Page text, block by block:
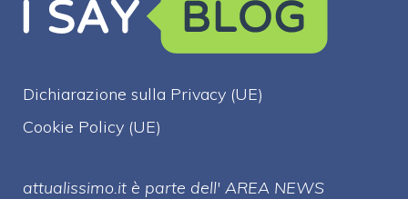
Dichiarazione sulla Privacy (UE)
Cookie Policy (UE)
attualissimo.it è parte dell' AREA NEWS